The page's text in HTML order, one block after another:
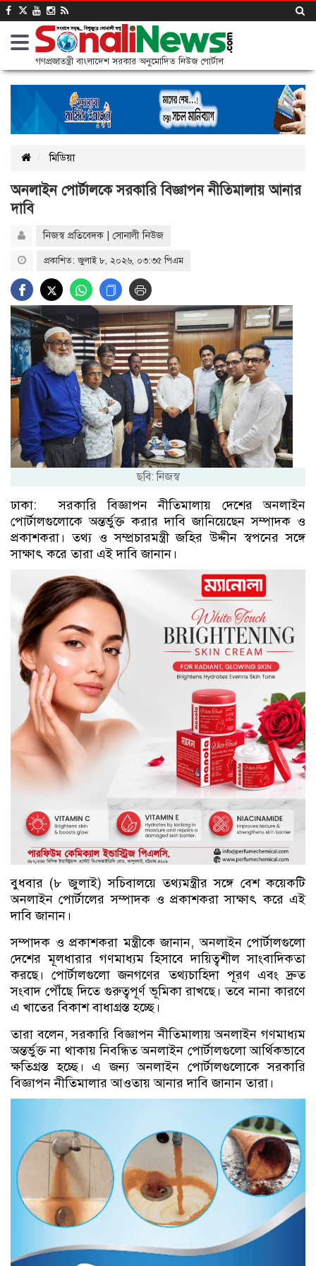
গণপ্রজাতন্ত্রী বাংলাদেশ সরকার অনুমোদিত নিউজ পোর্টাল
মিডিয়া
অনলাইন পোর্টালকে সরকারি বিজ্ঞাপন নীতিমালায় আনার
দাবি
নিজস্ব প্রতিবেদক | সোনালী নিউজ
প্রকাশিত: জুলাই ৮, ২০২৬, ০৩:৩৫ পিএম
ছবি: নিজস্ব
ঢাকা: সরকারি বিজ্ঞাপন নীতিমালায় দেশের অনলাইন
পোর্টালগুলোকে অন্তর্ভুক্ত করার দাবি জানিয়েছেন সম্পাদক ও
প্রকাশকরা। তথ্য ও সম্প্রচারমন্ত্রী জহির উদ্দীন স্বপনের সঙ্গে
সাক্ষাৎ করে তারা এই দাবি জানান।
বুধবার (৮ জুলাই) সচিবালয়ে তথ্যমন্ত্রীর সঙ্গে বেশ কয়েকটি
অনলাইন পোর্টালের সম্পাদক ও প্রকাশকরা সাক্ষাৎ করে এই
দাবি জানান।
সম্পাদক ও প্রকাশকরা মন্ত্রীকে জানান, অনলাইন পোর্টালগুলো
দেশের মূলধারার গণমাধ্যম হিসাবে দায়িত্বশীল সাংবাদিকতা
করছে। পোর্টালগুলো জনগণের তথ্যচাহিদা পূরণ এবং দ্রুত
সংবাদ পৌঁছে দিতে গুরুত্বপূর্ণ ভূমিকা রাখছে। তবে নানা কারণে
এ খাতের বিকাশ বাধাগ্রস্ত হচ্ছে।
তারা বলেন, সরকারি বিজ্ঞাপন নীতিমালায় অনলাইন গণমাধ্যম
অন্তর্ভুক্ত না থাকায় নিবন্ধিত অনলাইন পোর্টালগুলো আর্থিকভাবে
ক্ষতিগ্রস্ত হচ্ছে। এ জন্য অনলাইন পোর্টালগুলোকে সরকারি
বিজ্ঞাপন নীতিমালার আওতায় আনার দাবি জানান তারা।